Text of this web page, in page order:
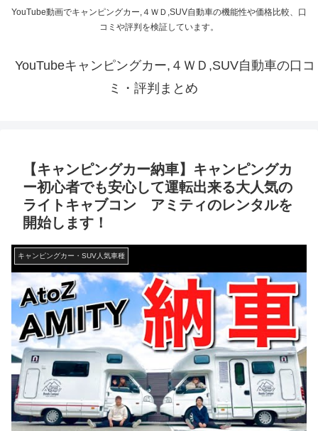
YouTube動画でキャンピングカー,４ＷＤ,SUV自動車の機能性や価格比較、口
コミや評判を検証しています。
YouTubeキャンピングカー,４ＷＤ,SUV自動車の口コ
ミ・評判まとめ
【キャンピングカー納車】キャンピングカ
ー初心者でも安心して運転出来る大人気の
ライトキャブコン アミティのレンタルを
開始します！
キャンピングカー・SUV人気車種